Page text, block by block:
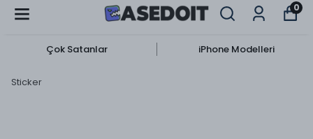
0
Çok Satanlar iPhone Modelleri
Sticker